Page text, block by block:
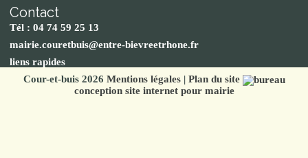
Contact
Tél : 04 74 59 25 13
mairie.couretbuis@entre-bievreetrhone.fr
liens rapides
Cour-et-buis 2026 Mentions légales| Plan du site
conception site internet pour mairie